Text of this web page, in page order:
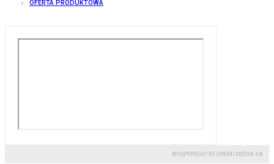
OFERTA PRODUKTOWA
© COPYRIGHT BY GREMI MEDIA SA